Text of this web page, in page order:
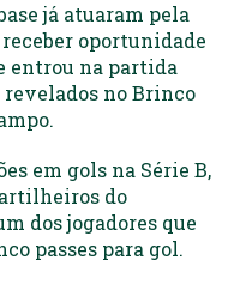
já atuaram pela
oportunidade
entrou na partida
revelados no Brinco
em gols na Série B,
do
dos jogadores que
passes para gol.